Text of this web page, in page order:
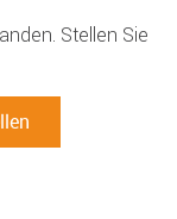
Stellen Sie